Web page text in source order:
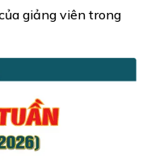
giảng viên trong